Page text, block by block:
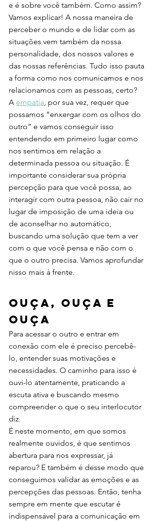
e é sobre você também. Como assim?
Vamos explicar! A nossa maneira de
perceber o mundo e de lidar com as
situações vem também da nossa
personalidade, dos nossos valores e
das nossas referências. Tudo isso pauta
a forma como nos comunicamos e nos
relacionamos com as pessoas, certo?
A empatia, por sua vez, requer que
possamos “enxergar com os olhos do
outro” e vamos conseguir isso
entendendo em primeiro lugar como
nos sentimos em relação a
determinada pessoa ou situação. É
importante considerar sua própria
percepção para que você possa, ao
interagir com outra pessoa, não cair no
lugar de imposição de uma ideia ou
de aconselhar no automático,
buscando uma solução que tem a ver
com o que você pensa e não com o
que o outro precisa. Vamos aprofundar
nisso mais à frente.
Ouça, ouça e
ouça
Para acessar o outro e entrar em
conexão com ele é preciso percebê-
lo, entender suas motivações e
necessidades. O caminho para isso é
ouvi-lo atentamente, praticando a
escuta ativa e buscando mesmo
compreender o que o seu interlocutor
diz.
É neste momento, em que somos
realmente ouvidos, é que sentimos
abertura para nos expressar, já
reparou? E também é desse modo que
conseguimos validar as emoções e as
percepções das pessoas. Então, tenha
sempre em mente que escutar é
indispensável para a comunicação em